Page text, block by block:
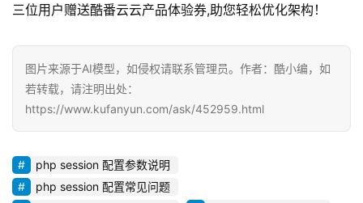
三位用户赠送酷番云云产品体验券,助您轻松优化架构！
图片来源于AI模型，如侵权请联系管理员。作者：酷小编，如
若转载，请注明出处：
https://www.kufanyun.com/ask/452959.html
php session 配置参数说明
php session 配置常见问题